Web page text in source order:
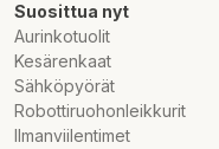
Suosittua nyt
Aurinkotuolit
Kesärenkaat
Sähköpyörät
Robottiruohonleikkurit
Ilmanviilentimet